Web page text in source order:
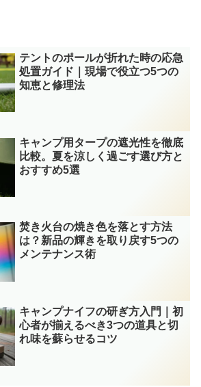
テントのポールが折れた時の応急
処置ガイド｜現場で役立つ5つの
知恵と修理法
キャンプ用タープの遮光性を徹底
比較。夏を涼しく過ごす選び方と
おすすめ5選
焚き火台の焼き色を落とす方法
は？新品の輝きを取り戻す5つの
メンテナンス術
キャンプナイフの研ぎ方入門｜初
心者が揃えるべき3つの道具と切
れ味を蘇らせるコツ